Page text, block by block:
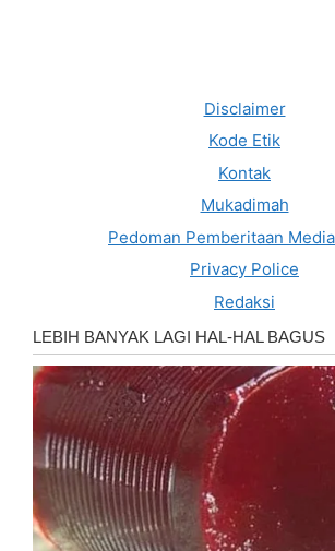
Disclaimer
Kode Etik
Kontak
Mukadimah
Pedoman Pemberitaan
Privacy Police
Redaksi